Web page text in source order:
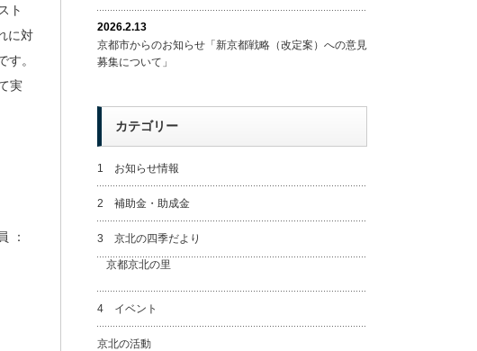
に対
。
実
2026.2.13
京都市からのお知らせ「新京都戦略（改定案）への意見
募集について」
カテゴリー
1 お知らせ情報
2 補助金・助成金
3 京北の四季だより
京都京北の里
4 イベント
京北の活動